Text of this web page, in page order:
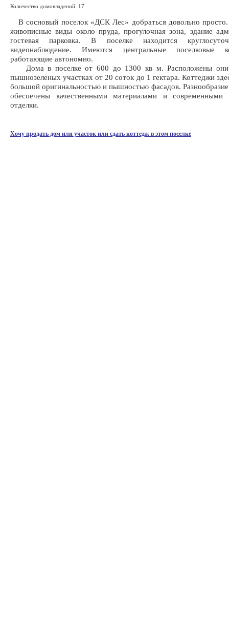
Количество домовладений: 17
В сосновый поселок «ДСК Лес» добраться довольно
живописные виды около пруда, прогулочная зона, здание
гостевая парковка. В поселке находится
видеонаблюдение. Имеются центральные поселковые
работающие автономно.
Дома в поселке от 600 до 1300 кв м. Расположены они
пышнозеленых участках от 20 соток до 1 гектара. Коттеджи
большой оригинальностью и пышностью фасадов.
обеспечены качественными материалами и современными
отделки.
Хочу продать дом или участок или сдать коттедж в этом поселке